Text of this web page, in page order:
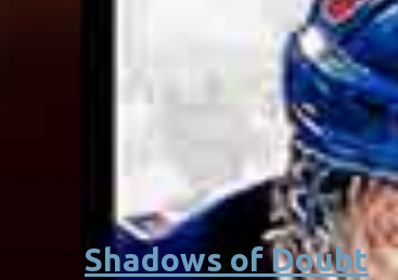
Shadows of Doubt